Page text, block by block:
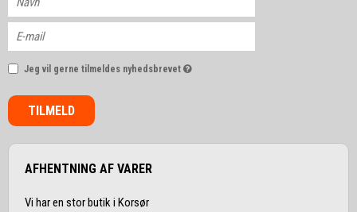
Jeg vil gerne tilmeldes nyhedsbrevet
TILMELD
AFHENTNING AF VARER
Vi har en stor butik i Korsør